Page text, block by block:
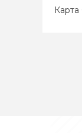
Карта